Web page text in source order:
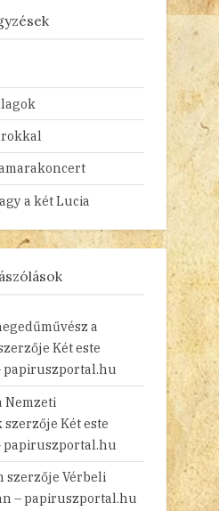
a két Lucia
a
Két este
papiruszportal.hu
Nemzeti
szerzője Két este
papiruszportal.hu
szerzője Vérbeli
– papiruszportal.hu